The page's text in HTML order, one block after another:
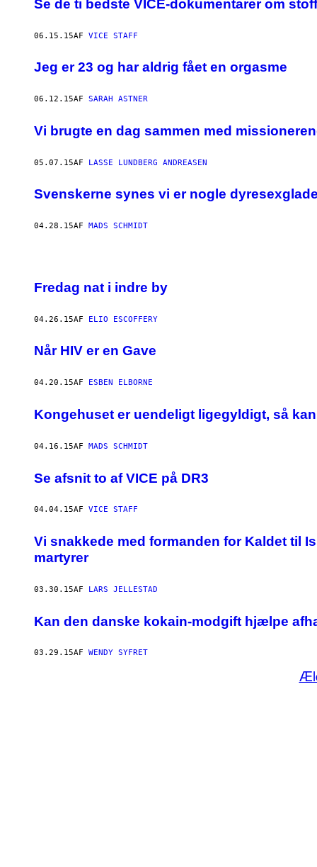
Se de ti bedste VICE-dokumentarer om
06.15.15AF VICE STAFF
Jeg er 23 og har aldrig fået en orgasme
06.12.15AF SARAH ASTNER
Vi brugte en dag sammen med
05.07.15AF LASSE LUNDBERG ANDREASEN
Svenskerne synes vi er nogle
04.28.15AF MADS SCHMIDT
Fredag nat i indre by
04.26.15AF ELIO ESCOFFERY
Når HIV er en Gave
04.20.15AF ESBEN ELBORNE
Kongehuset er uendeligt ligegyldigt, så
04.16.15AF MADS SCHMIDT
Se afsnit to af VICE på DR3
04.04.15AF VICE STAFF
Vi snakkede med formanden for Kaldet til
martyrer
03.30.15AF LARS JELLESTAD
Kan den danske kokain-modgift hjælpe
03.29.15AF WENDY SYFRET